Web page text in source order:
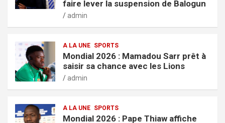
faire lever la suspension de Balogun
admin
A LA UNE SPORTS
Mondial 2026 : Mamadou Sarr prêt à
saisir sa chance avec les Lions
admin
A LA UNE SPORTS
Mondial 2026 : Pape Thiaw affiche